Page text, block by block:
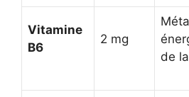
Vitamine
B6
2 mg
de